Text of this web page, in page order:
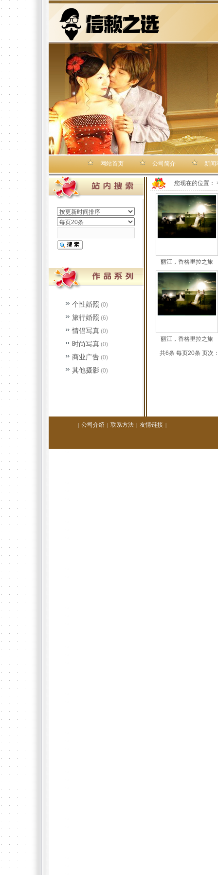
网站首页 公司简介 新闻
个性婚照 (0)
旅行婚照 (6)
情侣写真 (0)
时尚写真 (0)
商业广告 (0)
其他摄影 (0)
您现在的位置：
丽江，香格里拉之旅
丽江，香格里拉之旅
共6条 每页20条 页次
| 公司介绍 | 联系方法 | 友情链接 |